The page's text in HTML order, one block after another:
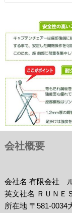
会社概要
会社名 有限会社
英文社名 ＲＵＮＥ
所在地 〒581-0034